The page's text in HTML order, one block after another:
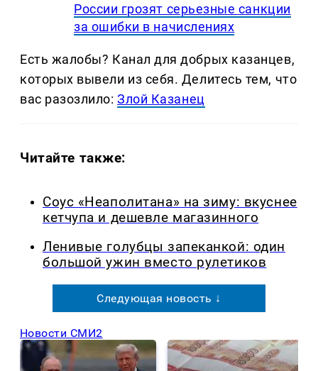
России грозят серьезные санкции
за ошибки в начислениях
Есть жалобы? Канал для добрых казанцев,
которых вывели из себя. Делитеcь тем, что
вас разозлило:Злой Казанец
Читайте также:
Соус «Неаполитана» на зиму: вкуснее
кетчупа и дешевле магазинного
Ленивые голубцы запеканкой: один
большой ужин вместо рулетиков
Следующая новость ↓
Новости СМИ2